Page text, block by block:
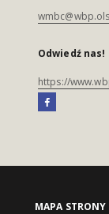
Odwiedź nas!
https://
MAPA STRONY